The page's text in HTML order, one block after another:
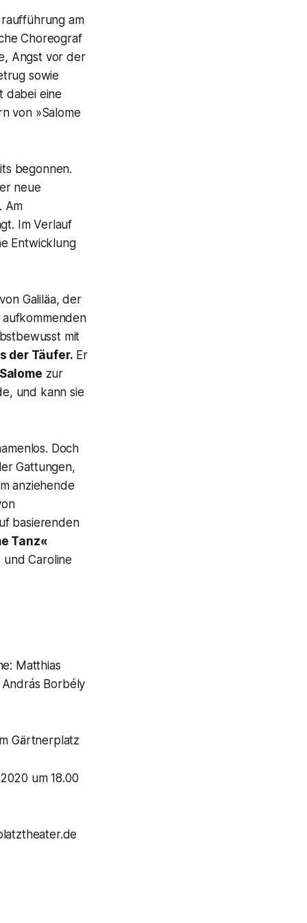
am
Choreograf
Angst vor der
sowie
dabei eine
von »Salome
begonnen.
neue
Am
Im Verlauf
Entwicklung
Galiläa, der
mit
der Täufer. Er
zur
und kann sie
Doch
Gattungen,
anziehende
basierenden
Tanz«
Caroline
Matthias
Borbély
Gärtnerplatz
um 18.00